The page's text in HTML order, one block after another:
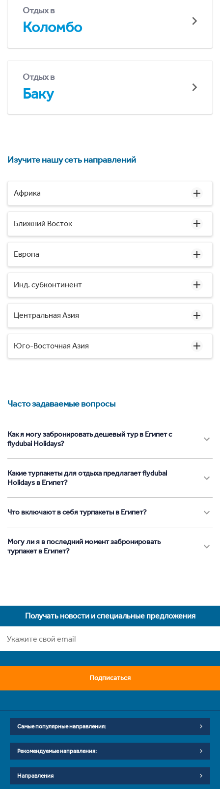
Отдых в
Коломбо
Отдых в
Баку
Изучите нашу сеть направлений
Африка
Ближний Восток
Европа
Инд. субконтинент
Центральная Азия
Юго-Восточная Азия
Часто задаваемые вопросы
Как я могу забронировать дешевый тур в Египет с
flydubai Holidays?
Какие турпакеты для отдыха предлагает flydubai
Holidays в Египет?
Что включают в себя турпакеты в Египет?
Могу ли я в последний момент забронировать
турпакет в Египет?
Получать новости и специальные предложения
Подписаться
Самые популярные направления:
Рекомендуемые направления:
Направления